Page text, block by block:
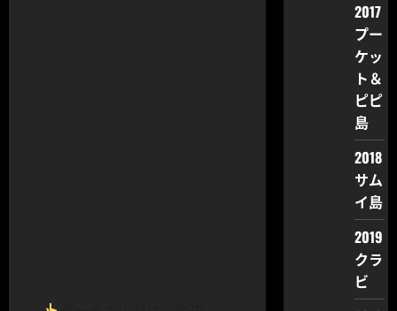
2017
プー
ケッ
ト＆
ピピ
島
2018
サム
イ島
2019
クラ
ビ